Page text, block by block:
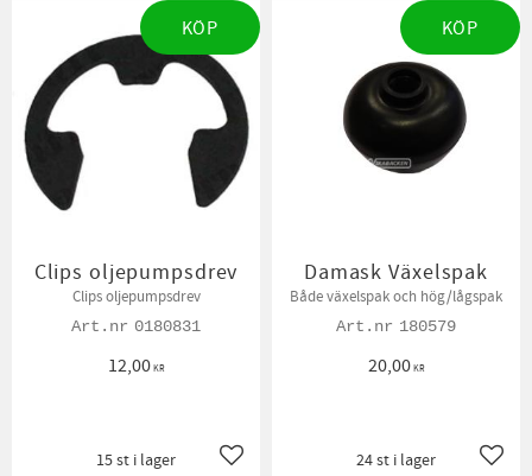
Clips oljepumpsdrev
Clips oljepumpsdrev
0180831
12,00KR
Lägg till i favoriter
15 st i lager
KÖP
Damask Växelspak
Både växelspak och hög/lågspak
180579
20,00KR
24 st i lager
KÖP